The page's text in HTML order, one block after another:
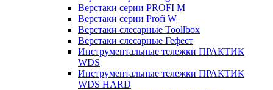
Верстаки серии PROFI M
Верстаки серии Profi W
Верстаки слесарные Toollbox
Верстаки слесарные Гефест
Инструментальные тележки ПРАКТИК
WDS
Инструментальные тележки ПРАКТИК
WDS HARD